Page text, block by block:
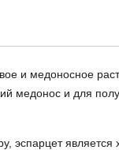
и медоносное
медонос и для
эспарцет